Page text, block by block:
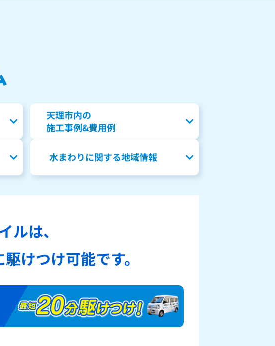
天理市内の
施工事例&費用例
水まわりに関する地域情報
ルは、
けつけ可能です。